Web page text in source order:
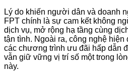
Lý do khiến người dân và doanh
FPT chính là sự cam kết không
dịch vụ, mở rộng hạ tầng cùng
tận tình. Ngoài ra, công nghệ
các chương trình ưu đãi hấp dẫn
vẫn giữ vững vị trí số một trong
này.